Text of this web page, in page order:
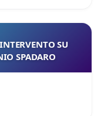
SU
SPADARO